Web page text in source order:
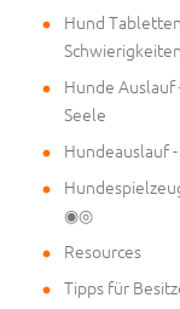
Hund
Hunde Auslauf
Seele
Hundeauslauf
◉◎
Resources
Tipps für